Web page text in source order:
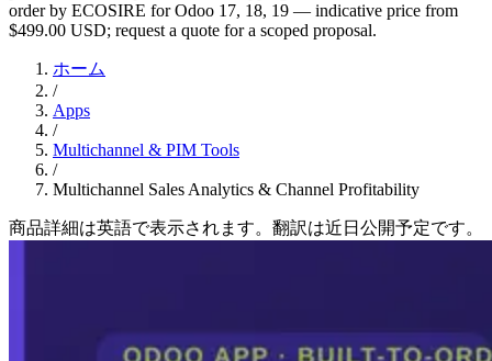
order by ECOSIRE for Odoo 17, 18, 19 — indicative price from
$499.00 USD; request a quote for a scoped proposal.
ホーム
/
Apps
/
Multichannel & PIM Tools
/
Multichannel Sales Analytics & Channel Profitability
商品詳細は英語で表示されます。翻訳は近日公開予定です。